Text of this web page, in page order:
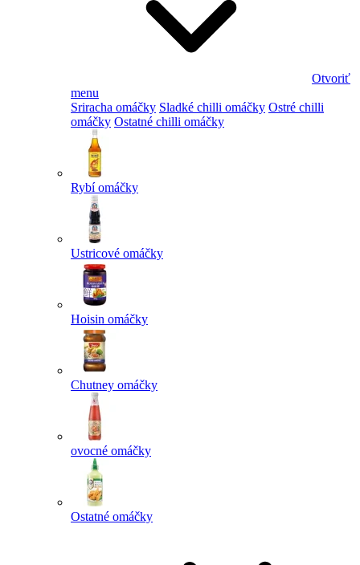
Otvoriť
menu
Sriracha omáčky Sladké chilli omáčky Ostré chilli
omáčky Ostatné chilli omáčky
Rybí omáčky
Ustricové omáčky
Hoisin omáčky
Chutney omáčky
ovocné omáčky
Ostatné omáčky